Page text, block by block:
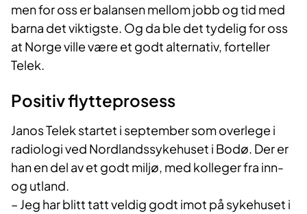
men for oss er balansen mellom jobb og tid med
barna det viktigste. Og da ble det tydelig for oss
at Norge ville være et godt alternativ, forteller
Telek.
Positiv flytteprosess
Janos Telek startet i september som overlege i
radiologi ved Nordlandssykehuset i Bodø. Der er
han en del av et godt miljø, med kolleger fra inn-
og utland.
– Jeg har blitt tatt veldig godt imot på sykehuset i